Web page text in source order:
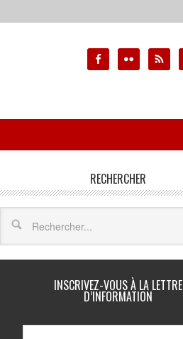
RECHERCHER
INSCRIVEZ-VOUS À LA LETTRE
D’INFORMATION